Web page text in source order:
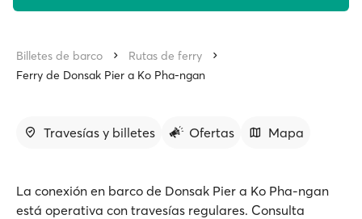
Billetes de barco
Rutas de ferry
Ferry de Donsak Pier a Ko Pha-ngan
Travesías y billetes Ofertas Mapa
La conexión en barco de Donsak Pier a Ko Pha-ngan
está operativa con travesías regulares. Consulta